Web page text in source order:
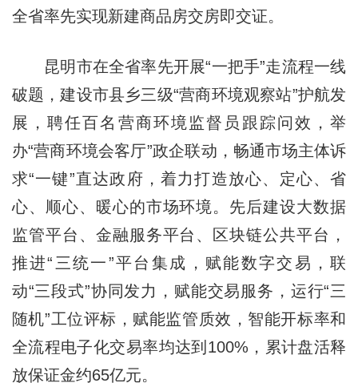
全省率先实现新建商品房交房即交证。
昆明市在全省率先开展“一把手”走流程一线
破题，建设市县乡三级“营商环境观察站”护航发
展，聘任百名营商环境监督员跟踪问效，举
办“营商环境会客厅”政企联动，畅通市场主体诉
求“一键”直达政府，着力打造放心、定心、省
心、顺心、暖心的市场环境。先后建设大数据
监管平台、金融服务平台、区块链公共平台，
推进“三统一”平台集成，赋能数字交易，联
动“三段式”协同发力，赋能交易服务，运行“三
随机”工位评标，赋能监管质效，智能开标率和
全流程电子化交易率均达到100%，累计盘活释
放保证金约65亿元。